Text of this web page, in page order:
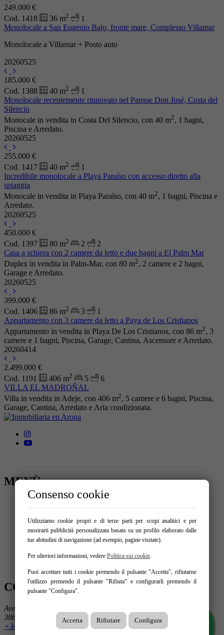
249.000 €
Cod. 1418
36 m2
1
Monolocale a San Eugenio Bajo, fronte mare, Complesso Villamar
Monolocale a Villamar + Posto auto
20260525
185.000 €
Cod. 1388
40 m2
1
Monolocale recentemente rinnovato nel Parque Don José, Costa del
Silencio
Monocale in vendita in Costa Del Silencio, con 40 m2, 1 bagni,
Piscina e Arredato.
20260525
255.000 €
Cod. 1417
40 m2
1
Incredibile monolocale a Playa Paraíso con accesso diretto alla
spiaggia
Monocale in vendita in Playa Paraíso, con 40 m2, 1 bagni, Piscina e
Arredato.
20260525
450.000 €
Cod. 1397
80 m2 2
2
Casa a schiera con 2 camere da letto e due bagni a El Palm Mar
Duplex in vendita in Palm-Mar, con 80 m2, 2 camere e 2 bagni,
Garage e Arredato.
20260525
399.000 €
Cod. 1406
86 m2 3
1
Appartamento con 3 camere da letto a Paya de Los Cristianos
Appartamento in vendita in Playa De Los Cristianos, con 86 m2, 3
camere e 1 bagni, Piscina, Garage, Cantina, Ascensore e Arredato.
20260414
2.499.000 €
Cod. 1191
406 m2 5
6
VILLA EL MADROÑAL
Villa in vendita in Adeje, con 406 m2, 5 camere e 6 bagni, Piscina,
Garage, Cantina, Arredato e Aria condizionata.
MENÙ
Affittare
Cessione attività
Vendi la tua proprietà
Servizi
CONTATTACI
Avenida de la Arenita nº 11 11
38632 Arona
+34649 696 200
Consenso cookie
Utilizziamo cookie propri e di terze parti per scopi analitici e per
mostrarti pubblicità personalizzata basata su un profilo elaborato dalle
tue abitudini di navigazione (ad esempio, pagine visitate).
Per ulteriori informazioni, vedere Politica sui cookie.
Puoi accettare tutti i cookie premendo il pulsante "Accetta", rifiutarne
l'utilizzo premendo il pulsante "Rifiuta" e configurarli premendo il
pulsante "Configura".
Accetta Rifiutare Configura